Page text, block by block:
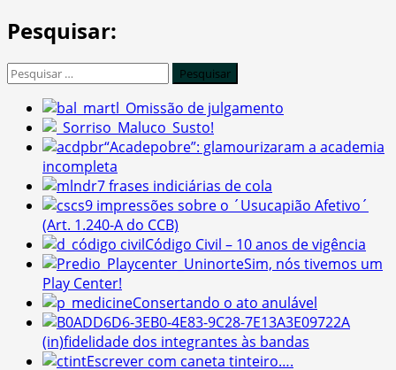
Pesquisar:
Pesquisar
Omissão de julgamento
Susto!
“Acadepobre”: glamourizaram a academia
incompleta
7 frases indiciárias de cola
9 impressões sobre o ´Usucapião Afetivo´
(Art. 1.240-A do CCB)
Código Civil – 10 anos de vigência
Sim, nós tivemos um
Play Center!
Consertando o ato anulável
A
(in)fidelidade dos integrantes às bandas
Escrever com caneta tinteiro….